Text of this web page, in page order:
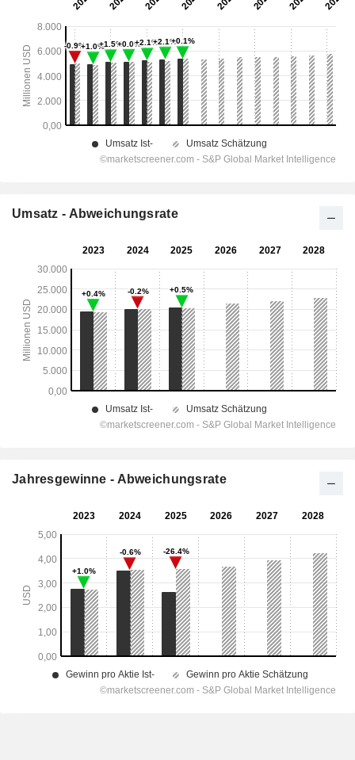
Umsatz - Abweichungsrate
Jahresgewinne - Abweichungsrate